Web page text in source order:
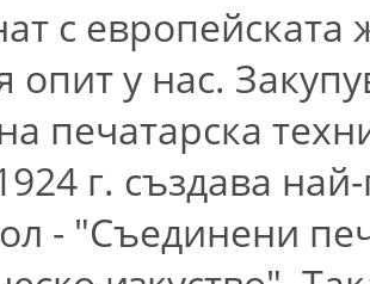
с
опит у нас.
печатарска
г. създава
- "Съединени